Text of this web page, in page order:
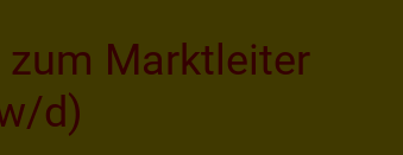
zum Marktleiter
d)